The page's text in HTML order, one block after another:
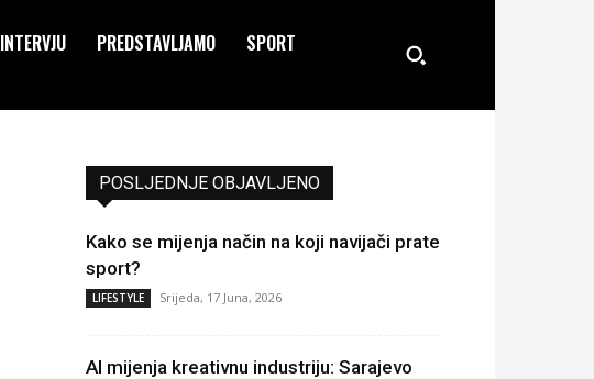
INTERVJU PREDSTAVLJAMO
SPORT
POSLJEDNJE OBJAVLJENO
Kako se mijenja način na koji navijači prate
sport?
LIFESTYLE Srijeda, 17 Juna, 2026
AI mijenja kreativnu industriju: Sarajevo